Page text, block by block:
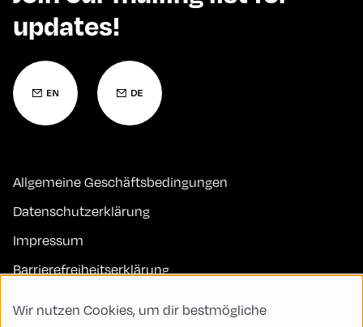
updates!
Allgemeine Geschäftsbedingungen
Datenschutzerklärung
Impressum
Barrierefreiheitserklärung
Wir nutzen Cookies, um dir bestmögliche